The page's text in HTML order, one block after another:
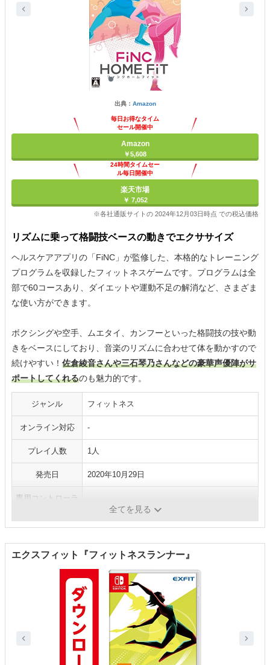
出典： Amazon
毎日お得なタイム
セール開催中
Amazon
￥5,608
24時間タイムセー
ル毎日開催中
楽天市場
￥ 7,052
※各社通販サイトの 2024年12月03日時点 での税込価格
リズムに乗って格闘技ベースの動きでエクササイズ
ヘルスケアアプリの「FiNC」が監修した、本格的なトレーニング
プログラムを収録したフィットネスゲームです。プログラムは全
部で60コースあり、ダイエットや運動不足の解消など、さまざま
な使い方ができます。
ボクシングや空手、ムエタイ、カンフーといった格闘技の技や動
きをベースにしており、音楽のリズムに合わせて体を動かすので
続けやすい！ 佐倉綾音さんや三石琴乃さんなどの豪華声優陣がサ
ポートしてくれるのも魅力的です。
ジャンル フィットネス
オンライン対応 -
プレイ人数 1人
発売日 2020年10月29日
専用コントローラ
全てを見る
エクスフィット『フィットネスランナー』